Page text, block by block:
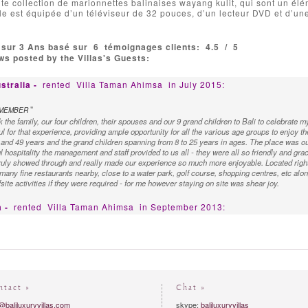
collection de marionnettes balinaises wayang kulit, qui sont un
est équipée d’un téléviseur de 32 pouces, d’un lecteur DVD et
3 Ans basé sur 6 témoignages clients: 4.5 / 5
posted by the Villas's Guests:
- rented Villa Taman Ahimsa in July 2015:
"
the family, our four children, their spouses and our 9 grand children to Bali to celebrate
for that experience, providing ample opportunity for all the various age groups to enjoy
49 years and the grand children spanning from 8 to 25 years in ages. The place was
hospitality the management and staff provided to us all - they were all so friendly and
showed through and really made our experience so much more enjoyable. Located
fine restaurants nearby, close to a water park, golf course, shopping centres, etc
activities if they were required - for me however staying on site was shear joy.
- rented Villa Taman Ahimsa in September 2013:
stunning. I could not recommend this highly enough for a grown family or a group of friends.
» Chat »
skype: baliluxuryvillas